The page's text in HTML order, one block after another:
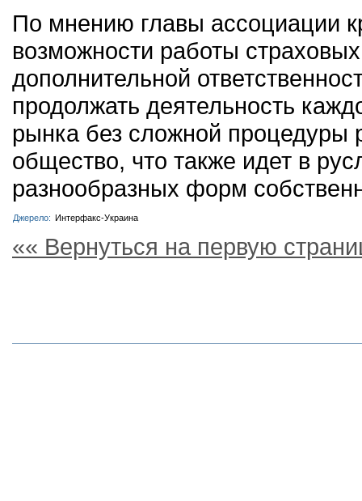
По мнению главы ассоциации
возможности работы
дополнительной
продолжать деятельность
рынка без сложной процедуры
общество, что также идет в
разнообразных форм
Джерело: Интерфакс-Украина
«« Вернуться на первую